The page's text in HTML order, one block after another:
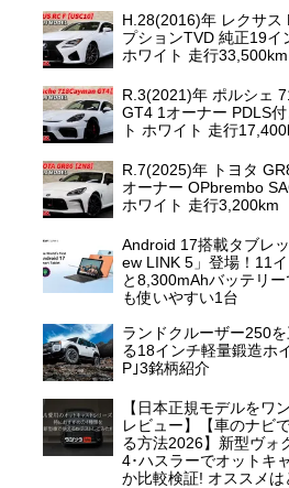
H.28(2016)年 レクサス
プションTVD 純正19イ
ホワイト 走行33,500km
R.3(2021)年 ポルシェ
GT4 1オーナー PDLS
ト ホワイト 走行
R.7(2025)年 トヨタ
オーナー OPbrembo
ホワイト 走行3,200km
Android 17搭載タブレ
ew LINK 5」登場！11
と8,300mAhバッテリ
も使いやすい1台
ランドクルーザー250
る18インチ軽量鍛造ホ
P｣3銘柄紹介
【日本正規モデルをワ
レビュー】【車のナビ
る方法2026】新型ヴォ
4･ハスラーでオットキ
か比較検証! オススメは